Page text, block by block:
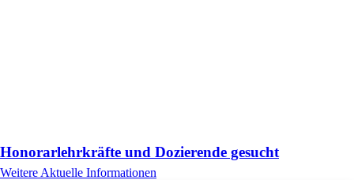
Honorarlehrkräfte und Dozierende gesucht
Weitere Aktuelle Informationen